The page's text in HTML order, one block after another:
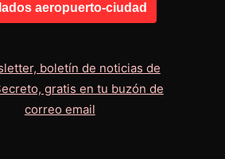
aeropuerto-ciudad